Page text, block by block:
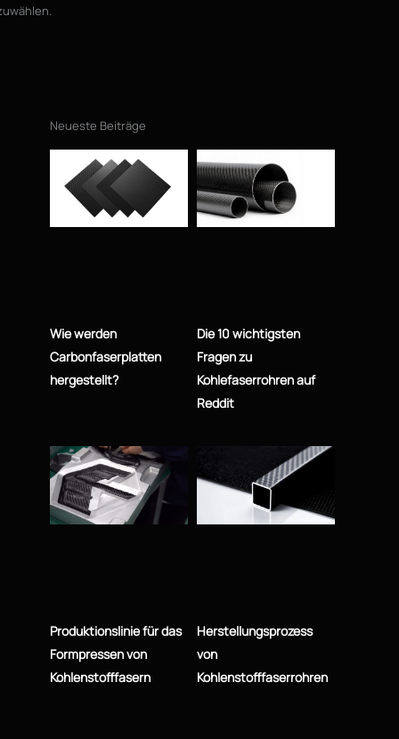
Neueste Beiträge
Wie werden
Carbonfaserplatten
hergestellt?
Die 10 wichtigsten
Fragen zu
Kohlefaserrohren auf
Reddit
Produktionslinie für das
Formpressen von
Kohlenstofffasern
Herstellungsprozess
von
Kohlenstofffaserrohren